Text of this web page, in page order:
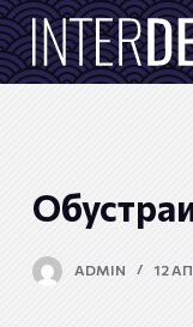
П
е
р
и
с
ADMIN 12